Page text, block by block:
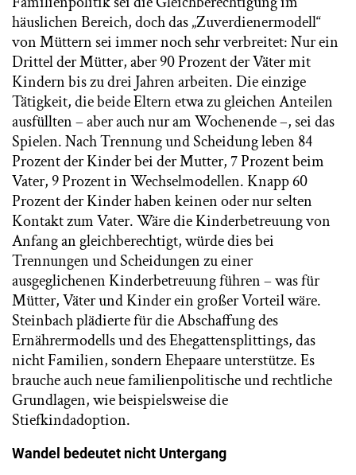
häuslichen Bereich, doch das „Zuverdienermodell“
von Müttern sei immer noch sehr verbreitet: Nur ein
Drittel der Mütter, aber 90 Prozent der Väter mit
Kindern bis zu drei Jahren arbeiten. Die einzige
Tätigkeit, die beide Eltern etwa zu gleichen Anteilen
ausfüllten – aber auch nur am Wochenende –, sei das
Spielen. Nach Trennung und Scheidung leben 84
Prozent der Kinder bei der Mutter, 7 Prozent beim
Vater, 9 Prozent in Wechselmodellen. Knapp 60
Prozent der Kinder haben keinen oder nur selten
Kontakt zum Vater. Wäre die Kinderbetreuung von
Anfang an gleichberechtigt, würde dies bei
Trennungen und Scheidungen zu einer
ausgeglichenen Kinderbetreuung führen – was für
Mütter, Väter und Kinder ein großer Vorteil wäre.
Steinbach plädierte für die Abschaffung des
Ernährermodells und des Ehegattensplittings, das
nicht Familien, sondern Ehepaare unterstütze. Es
brauche auch neue familienpolitische und rechtliche
Grundlagen, wie beispielsweise die
Stiefkindadoption.
Wandel bedeutet nicht Untergang